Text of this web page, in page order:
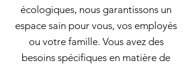
écologiques, nous garantissons un
espace sain pour vous, vos employés
ou votre famille. Vous avez des
besoins spécifiques en matière de